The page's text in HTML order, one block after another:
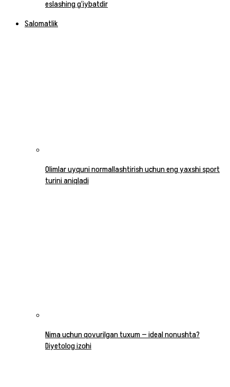
eslashing g‘iybatdir
Salomatlik
Olimlar uyquni normallashtirish uchun eng yaxshi sport
turini aniqladi
Nima uchun qovurilgan tuxum — ideal nonushta?
Diyetolog izohi